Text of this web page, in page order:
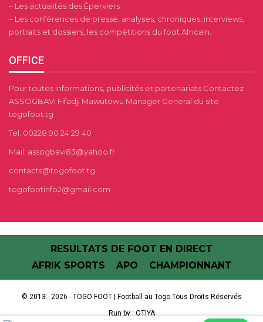
– Les actualités des Éperviers
– Les conférences de presse, analyses, chroniques, interviews,
portraits et dossiers, les compétitions du foot Africain.
OFFICE
Pour toutes informations, publicités et partenariats Contactez
ASSOGBAVI Fifadji Mawutowu Manager General du site
togofoot.tg
Tel: 00228 90 24 29 40
Mail: assogbavi83@yahoo.fr
contacts@togofoot.tg
togofootinfo2@gmail.com
RESULTATS DE FOOT EN DIRECT
AFRIK SPORTS
APO CHAMPIONNANT
© 2013 - 2026 - TOGO FOOT | Football au Togo.Tous Droits Réservés
Run by : OTIYA